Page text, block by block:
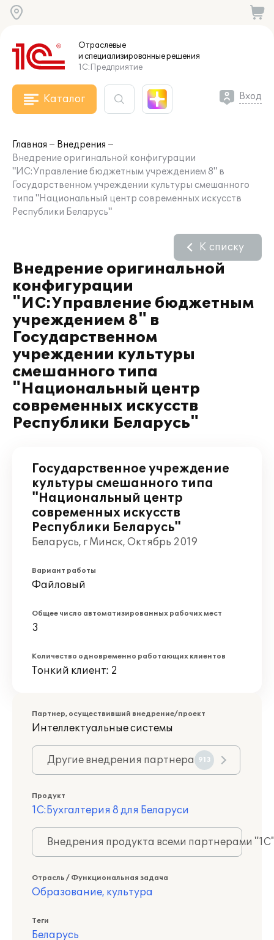
Отраслевые
и специализированныерешения
1С:Предприятие
Каталог Вход
Главная
Внедрения
Внедрение оригинальной конфигурации
"ИС:Управление бюджетным учреждением 8" в
Государственном учреждении культуры смешанного
типа "Национальный центр современных искусств
Республики Беларусь"
Внедрение оригинальной
конфигурации
"ИС:Управление бюджетным
учреждением 8" в
Государственном
учреждении культуры
смешанного типа
"Национальный центр
современных искусств
Республики Беларусь"
К списку
Государственное учреждение
культуры смешанного типа
"Национальный центр
современных искусств
Республики Беларусь"
Беларусь, г Минск, Октябрь 2019
Вариант работы
Файловый
Общее число автоматизированных рабочих мест
3
Количество одновременно работающих клиентов
Тонкий клиент: 2
Партнер, осуществивший внедрение/проект
Интеллектуальные системы
Другие внедрения партнера 913
Продукт
1С:Бухгалтерия 8 для Беларуси
Внедрения продукта всеми партнерами
Отрасль / Функциональная задача
Образование, культура
Теги
Беларусь